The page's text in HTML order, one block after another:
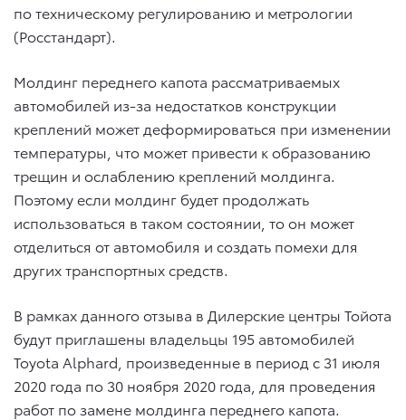
по техническому регулированию и метрологии
(Росстандарт).
Молдинг переднего капота рассматриваемых
автомобилей из-за недостатков конструкции
креплений может деформироваться при изменении
температуры, что может привести к образованию
трещин и ослаблению креплений молдинга.
Поэтому если молдинг будет продолжать
использоваться в таком состоянии, то он может
отделиться от автомобиля и создать помехи для
других транспортных средств.
В рамках данного отзыва в Дилерские центры Тойота
будут приглашены владельцы 195 автомобилей
Toyota Alphard , произведенные в период с 31 июля
2020 года по 30 ноября 2020 года, для проведения
работ по замене молдинга переднего капота.